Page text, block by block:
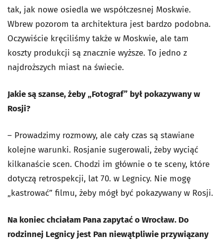
tak, jak nowe osiedla we współczesnej Moskwie.
Wbrew pozorom ta architektura jest bardzo podobna.
Oczywiście kręciliśmy także w Moskwie, ale tam
koszty produkcji są znacznie wyższe. To jedno z
najdroższych miast na świecie.
Jakie są szanse, żeby „Fotograf” był pokazywany w
Rosji?
– Prowadzimy rozmowy, ale cały czas są stawiane
kolejne warunki. Rosjanie sugerowali, żeby wyciąć
kilkanaście scen. Chodzi im głównie o te sceny, które
dotyczą retrospekcji, lat 70. w Legnicy. Nie mogę
„kastrować” filmu, żeby mógł być pokazywany w Rosji.
Na koniec chciałam Pana zapytać o Wrocław. Do
rodzinnej Legnicy jest Pan niewątpliwie przywiązany